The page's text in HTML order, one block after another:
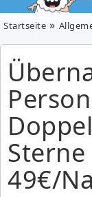
Startseite
49€/